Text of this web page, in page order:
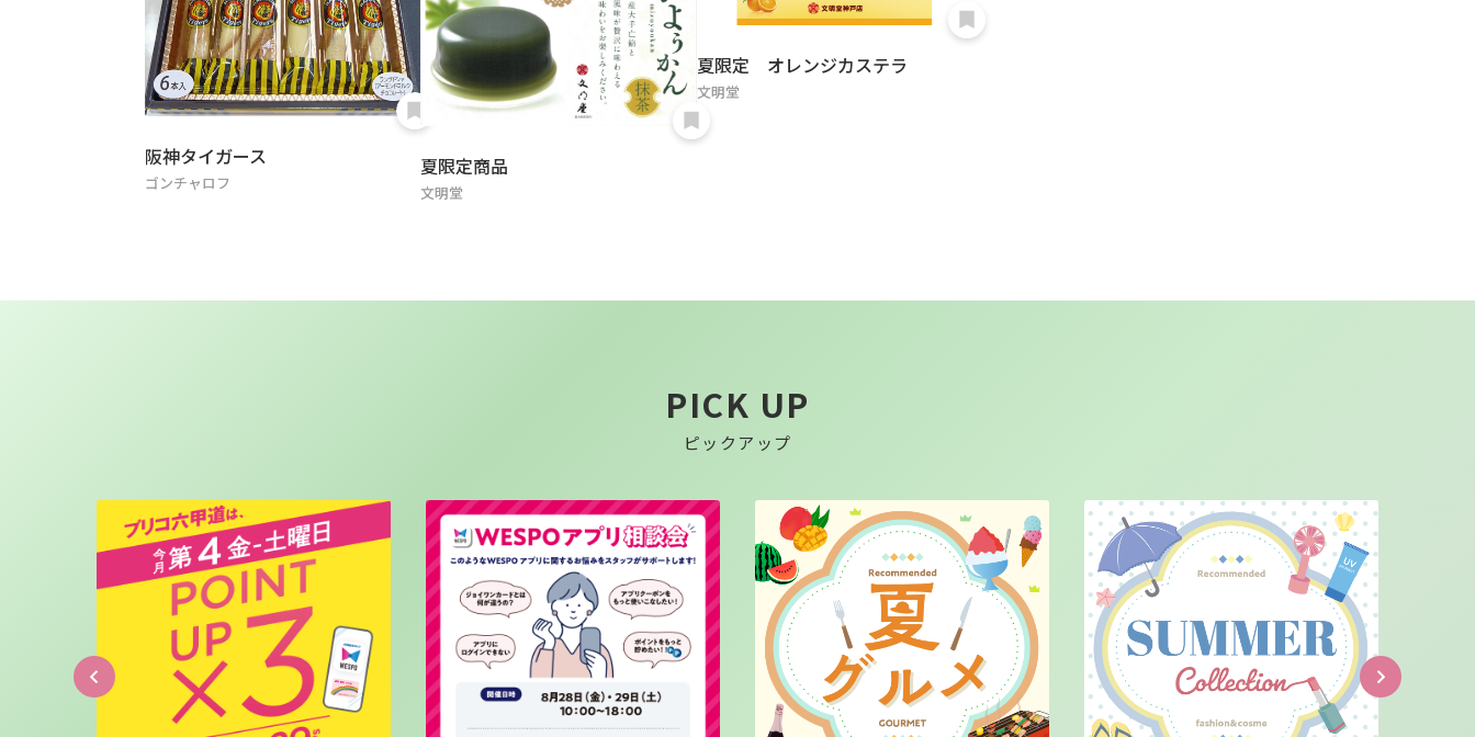
阪神タイガース
ゴンチャロフ
夏限定商品
文明堂
夏限定 オレンジカステラ
文明堂
PICK UP
ピックアップ